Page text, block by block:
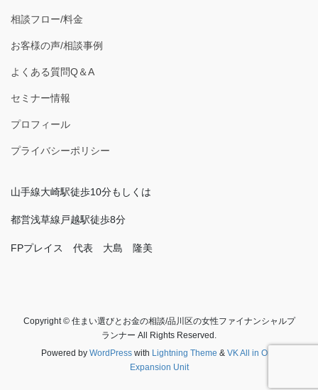
相談フロー/料金
お客様の声/相談事例
よくある質問Q＆A
セミナー情報
プロフィール
プライバシーポリシー
山手線大崎駅徒歩10分もしくは
都営浅草線戸越駅徒歩8分
FPプレイス 代表 大島 隆美
Copyright © 住まい選びとお金の相談/品川区の女性ファイナンシャルプ
ランナー All Rights Reserved.
Powered by WordPresswith Lightning Theme & VK All in One
Expansion Unit